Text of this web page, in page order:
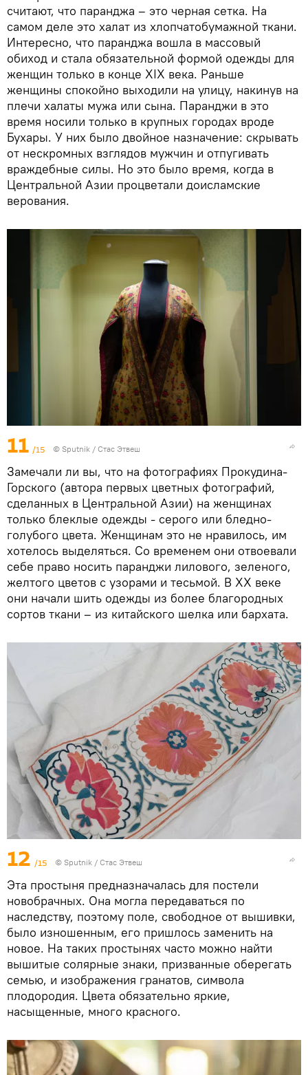
считают, что паранджа – это черная сетка. На
самом деле это халат из хлопчатобумажной ткани.
Интересно, что паранджа вошла в массовый
обиход и стала обязательной формой одежды для
женщин только в конце XIX века. Раньше
женщины спокойно выходили на улицу, накинув на
плечи халаты мужа или сына. Паранджи в это
время носили только в крупных городах вроде
Бухары. У них было двойное назначение: скрывать
от нескромных взглядов мужчин и отпугивать
враждебные силы. Но это было время, когда в
Центральной Азии процветали доисламские
верования.
11 /15 © Sputnik / Стас Этвеш
Замечали ли вы, что на фотографиях Прокудина-
Горского (автора первых цветных фотографий,
сделанных в Центральной Азии) на женщинах
только блеклые одежды - серого или бледно-
голубого цвета. Женщинам это не нравилось, им
хотелось выделяться. Со временем они отвоевали
себе право носить паранджи лилового, зеленого,
желтого цветов с узорами и тесьмой. В XX веке
они начали шить одежды из более благородных
сортов ткани – из китайского шелка или бархата.
12 /15 © Sputnik / Стас Этвеш
Эта простыня предназначалась для постели
новобрачных. Она могла передаваться по
наследству, поэтому поле, свободное от вышивки,
было изношенным, его пришлось заменить на
новое. На таких простынях часто можно найти
вышитые солярные знаки, призванные оберегать
семью, и изображения гранатов, символа
плодородия. Цвета обязательно яркие,
насыщенные, много красного.